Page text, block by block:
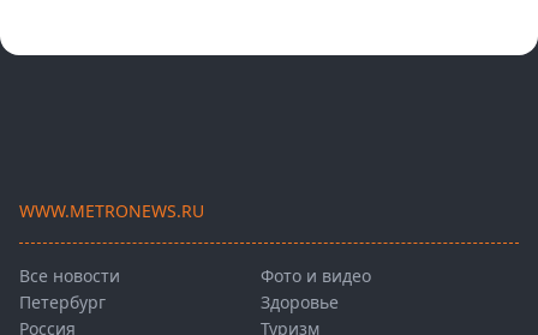
WWW.METRONEWS.RU
Все новости
Петербург
Россия
Фото и видео
Здоровье
Туризм